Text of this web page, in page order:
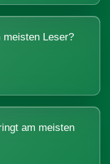
meisten Leser?
am meisten